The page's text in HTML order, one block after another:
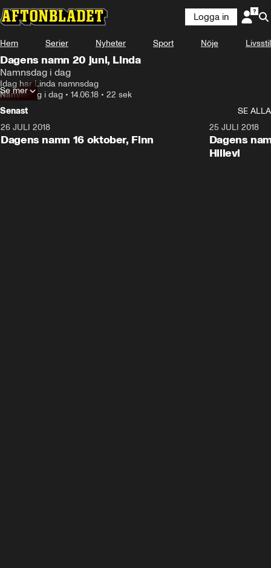
Logga in
Hem Serier Nyheter Sport Nöje Livsstil
Dagens namn 20 juni, Linda
Namnsdag i dag
Idag har Linda namnsdag
Namnsdag i dag • 14.06.18 • 22 sek
Se mer
Senast
SE ALLA
26 JULI 2018
Dagens namn 16 oktober, Finn
25 JULI 2018
Dagens
Hillevi